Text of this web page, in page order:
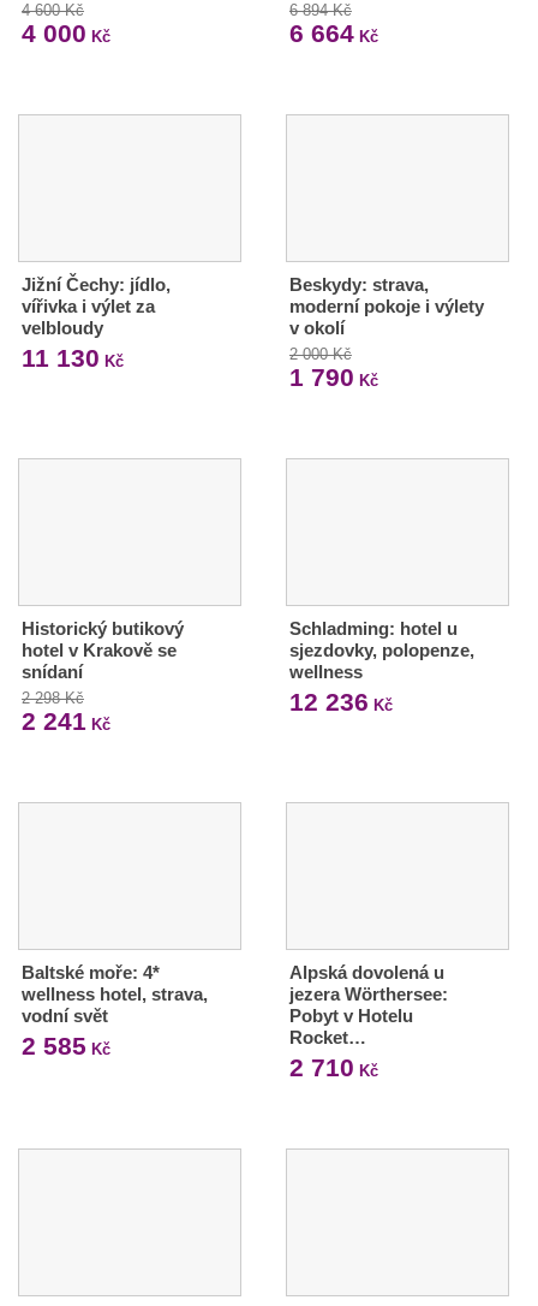
4 600 Kč
4 000 Kč
6 894 Kč
6 664Kč
Jižní Čechy: jídlo,
vířivka i výlet za
velbloudy
11 130 Kč
Beskydy: strava,
moderní pokoje i výlety
v okolí
2 000 Kč
1 790 Kč
Historický butikový
hotel v Krakově se
snídaní
2 298 Kč
2 241 Kč
Schladming: hotel u
sjezdovky, polopenze,
wellness
12 236 Kč
Baltské moře: 4*
wellness hotel, strava,
vodní svět
2 585 Kč
Alpská dovolená u
jezera Wörthersee:
Pobyt v Hotelu
Rocket…
2 710 Kč